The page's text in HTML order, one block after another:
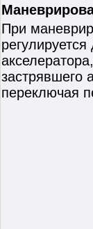
При
застрявшего
переключая